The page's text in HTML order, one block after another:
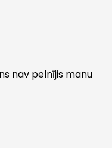
nav pelnījis manu